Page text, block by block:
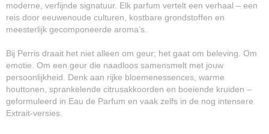
moderne, verfijnde signatuur. Elk parfum vertelt een verhaal – een
reis door eeuwenoude culturen, kostbare grondstoffen en
meesterlijk gecomponeerde aroma’s.
Bij Perris draait het niet alleen om geur; het gaat om beleving. Om
emotie. Om een geur die naadloos samensmelt met jouw
persoonlijkheid. Denk aan rijke bloemenessences, warme
houttonen, sprankelende citrusakkoorden en boeiende kruiden –
geformuleerd in Eau de Parfum en vaak zelfs in de nog intensere
Extrait-versies.